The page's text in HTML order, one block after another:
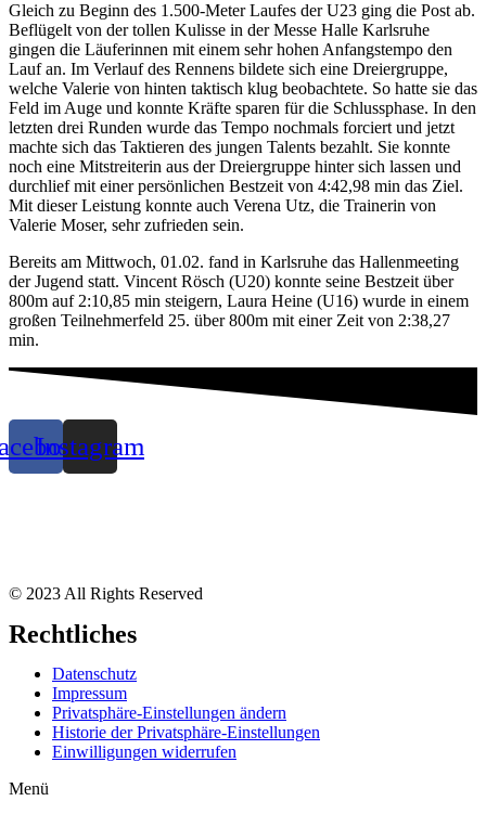
Gleich zu Beginn des 1.500-Meter Laufes der U23 ging die Post ab.
Beflügelt von der tollen Kulisse in der Messe Halle Karlsruhe
gingen die Läuferinnen mit einem sehr hohen Anfangstempo den
Lauf an. Im Verlauf des Rennens bildete sich eine Dreiergruppe,
welche Valerie von hinten taktisch klug beobachtete. So hatte sie das
Feld im Auge und konnte Kräfte sparen für die Schlussphase. In den
letzten drei Runden wurde das Tempo nochmals forciert und jetzt
machte sich das Taktieren des jungen Talents bezahlt. Sie konnte
noch eine Mitstreiterin aus der Dreiergruppe hinter sich lassen und
durchlief mit einer persönlichen Bestzeit von 4:42,98 min das Ziel.
Mit dieser Leistung konnte auch Verena Utz, die Trainerin von
Valerie Moser, sehr zufrieden sein.
Bereits am Mittwoch, 01.02. fand in Karlsruhe das Hallenmeeting
der Jugend statt. Vincent Rösch (U20) konnte seine Bestzeit über
800m auf 2:10,85 min steigern, Laura Heine (U16) wurde in einem
großen Teilnehmerfeld 25. über 800m mit einer Zeit von 2:38,27
min.
Instagram
© 2023 All Rights Reserved
Rechtliches
Datenschutz
Impressum
Privatsphäre-Einstellungen ändern
Historie der Privatsphäre-Einstellungen
Einwilligungen widerrufen
Menü